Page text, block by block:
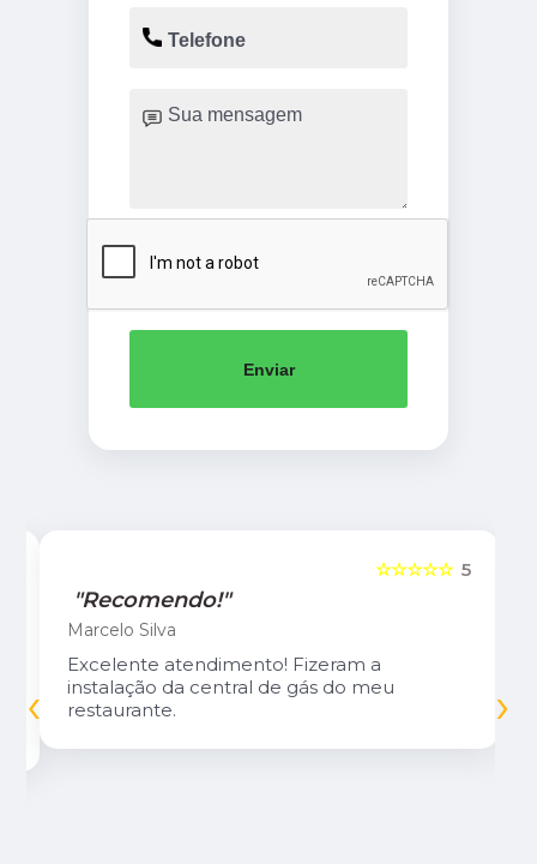
Enviar
5
☆☆☆☆☆
"Recomendo!"
Marcelo Silva
Excelente atendimento! Fizeram a
instalação da central de gás do meu
restaurante.
‹ ›